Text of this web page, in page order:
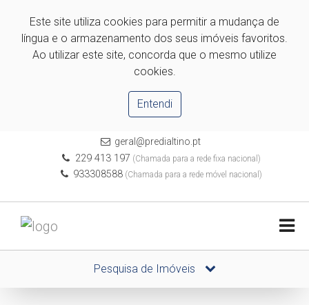
Este site utiliza cookies para permitir a mudança de
língua e o armazenamento dos seus imóveis favoritos.
Ao utilizar este site, concorda que o mesmo utilize
cookies.
Entendi
geral@predialtino.pt
229 413 197 (Chamada para a rede fixa nacional)
933308588 (Chamada para a rede móvel nacional)
Pesquisa de Imóveis